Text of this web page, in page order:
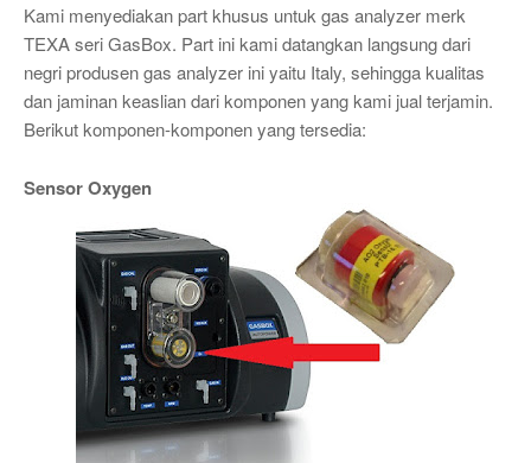
Kami menyediakan part khusus untuk gas analyzer merk
TEXA seri GasBox. Part ini kami datangkan langsung dari
negri produsen gas analyzer ini yaitu Italy, sehingga kualitas
dan jaminan keaslian dari komponen yang kami jual terjamin.
Berikut komponen-komponen yang tersedia:
Sensor Oxygen